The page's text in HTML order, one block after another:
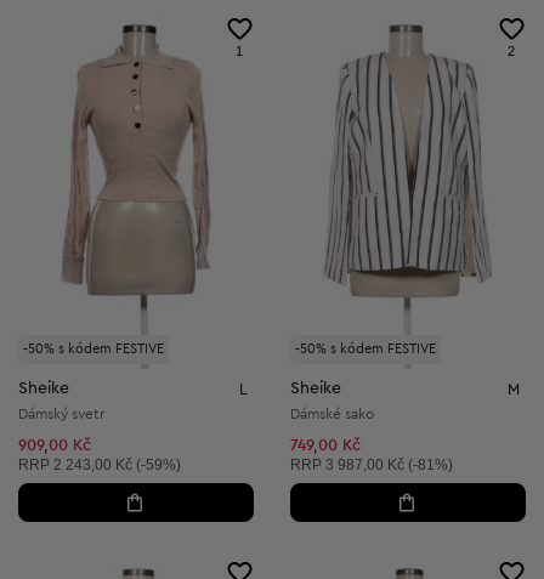
-50% s kódem FESTIVE
1
Sheike
Dámský svetr
909,00 Kč
Doporučená cena:
RRP 2 243,00 Kč (-59%)
-50% s kódem FESTIVE
2
Sheike M
Dámské sako
749,00 Kč
Doporučená cena:
RRP 3 987,00 Kč (-81%)